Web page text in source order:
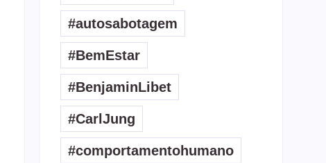
#autosabotagem
#BemEstar
#BenjaminLibet
#CarlJung
#comportamentohumano